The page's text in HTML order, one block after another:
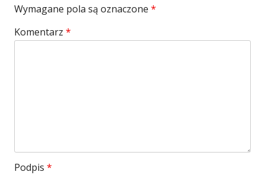
Wymagane pola są oznaczone *
Komentarz *
Podpis *